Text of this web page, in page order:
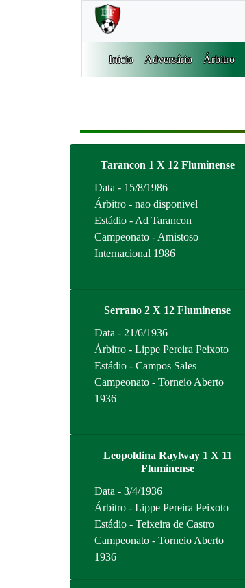
Inicio Adversário Árbitro
Tarancon 1 X 12 Fluminense
Data - 15/8/1986
Árbitro - nao disponivel
Estádio - Ad Tarancon
Campeonato - Amistoso
Internacional 1986
Serrano 2 X 12 Fluminense
Data - 21/6/1936
Árbitro - Lippe Pereira Peixoto
Estádio - Campos Sales
Campeonato - Torneio Aberto
1936
Leopoldina Raylway 1 X 11
Fluminense
Data - 3/4/1936
Árbitro - Lippe Pereira Peixoto
Estádio - Teixeira de Castro
Campeonato - Torneio Aberto
1936